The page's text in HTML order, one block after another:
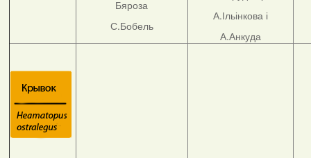
Бяроза
С.Бобель
А.Ільінкова і
А.Анкуда